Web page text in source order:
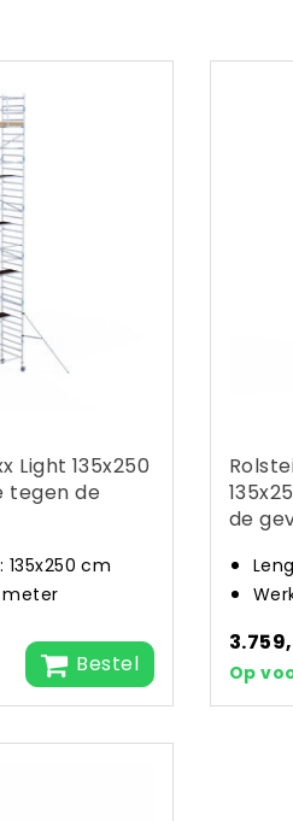
Light 135x250
tegen de
cm
meter
Bestel
de
Op